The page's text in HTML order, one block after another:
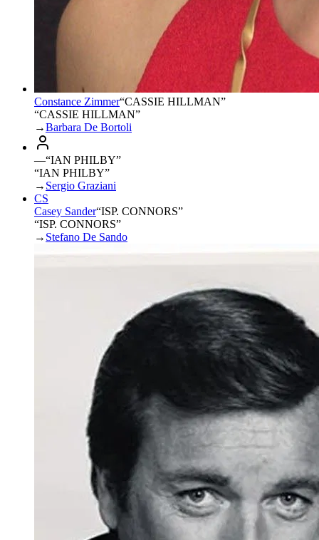
Constance Zimmer“CASSIE HILLMAN”
“CASSIE HILLMAN”
→Barbara De Bortoli
—“IAN PHILBY”
“IAN PHILBY”
→ Sergio Graziani
CS
Casey Sander“ISP. CONNORS”
“ISP. CONNORS”
→ Stefano De Sando